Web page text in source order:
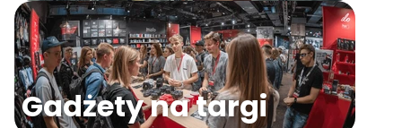
Gadżety na targi